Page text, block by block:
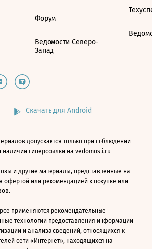
Форум
Ведомости Северо-
Запад
Скачать для Android
допускается только при соблюдении
наличии гиперссылки на vedomosti.ru
и другие материалы, представленные на
офертой или рекомендацией к покупке или
применяются рекомендательные
технологии предоставления информации
и анализа сведений, относящихся к
сети «Интернет», находящихся на